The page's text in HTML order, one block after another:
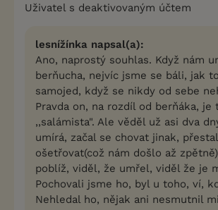
Uživatel s deaktivovaným účtem
lesnížínka napsal(a):
Ano, naprostý souhlas. Když nám
berňucha, nejvíc jsme se báli, jak
samojed, když se nikdy od sebe
Pravda on, na rozdíl od berňáka, je
,,salámista". Ale věděl už asi dva
umírá, začal se chovat jinak,
ošetřovat(což nám došlo až
poblíž, viděl, že umřel, viděl že je
Pochovali jsme ho, byl u toho, ví,
Nehledal ho, nějak ani nesmutnil